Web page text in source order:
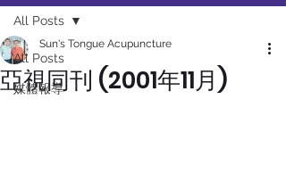
All Posts
媒體報導
All Posts
亞視同刊 (2001年11月)
Sun's Tongue Acupuncture